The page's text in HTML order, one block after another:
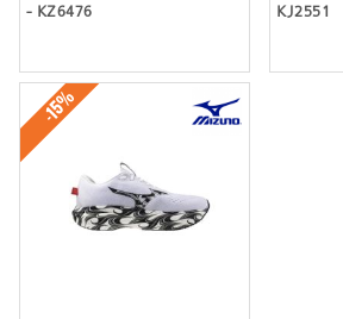
- KZ6476
KJ2551
-15%